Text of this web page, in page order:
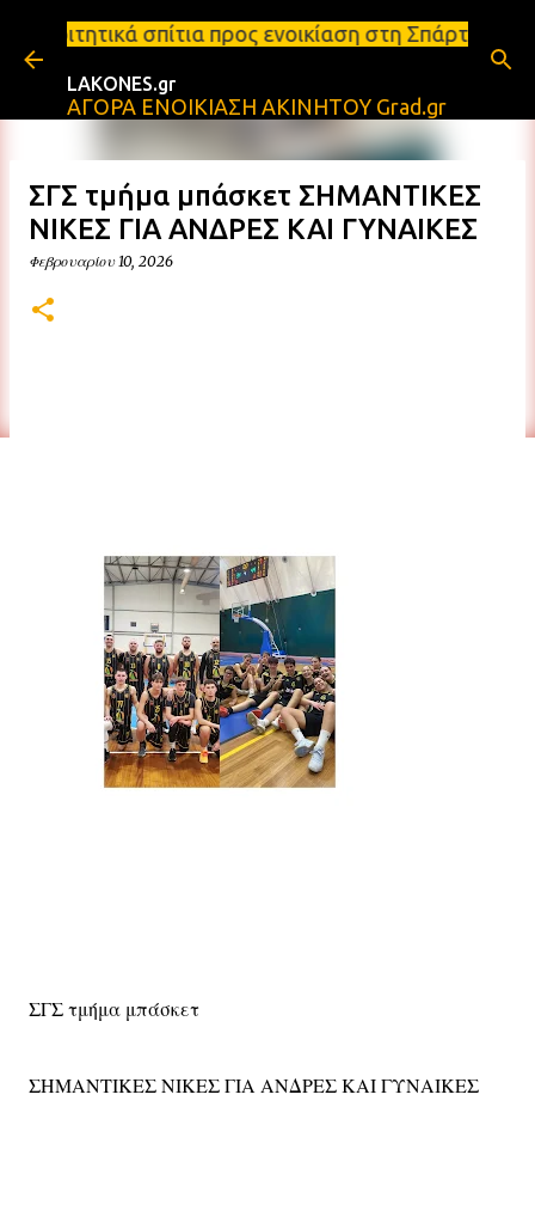
Μετάβαση στο κύριο περιεχόμενο
προς ενοικίαση στη Σπάρτη Ενοικιάσεις
LAKONES.gr
ΑΓΟΡΑ ΕΝΟΙΚΙΑΣΗ ΑΚΙΝΗΤΟΥ Grad.gr
ΣΓΣ τμήμα μπάσκετ ΣΗΜΑΝΤΙΚΕΣ
ΝΙΚΕΣ ΓΙΑ ΑΝΔΡΕΣ ΚΑΙ ΓΥΝΑΙΚΕΣ
Φεβρουαρίου 10, 2026
ΣΓΣ τμήμα μπάσκετ
ΣΗΜΑΝΤΙΚΕΣ ΝΙΚΕΣ ΓΙΑ ΑΝΔΡΕΣ ΚΑΙ ΓΥΝΑΙΚΕΣ